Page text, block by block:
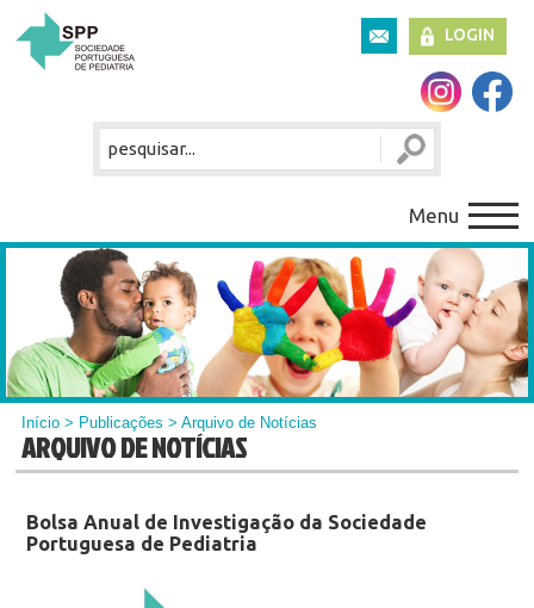
LOGIN
Menu
Início > Publicações > Arquivo de Notícias
ARQUIVO DE NOTÍCIAS
Bolsa Anual de Investigação da Sociedade
Portuguesa de Pediatria